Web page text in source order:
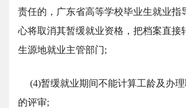
责任的，广东省高等学校毕业生就业指
心将取消其暂缓就业资格，把档案直接
生源地就业主管部门;
(4)暂缓就业期间不能计算工龄及办
的评审;